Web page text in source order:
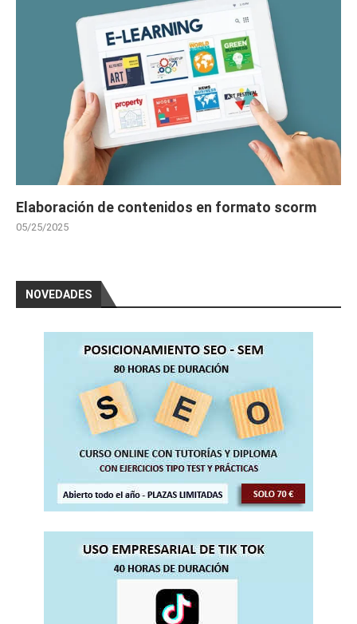
Elaboración de contenidos en formato scorm
05/25/2025
NOVEDADES